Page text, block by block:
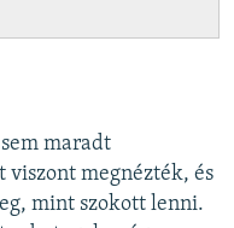
maradt
megnézték, és
mint szokott lenni.